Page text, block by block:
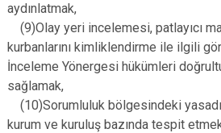
aydınlatmak,
(9)Olay yeri incelemesi, patlayıcı
kurbanlarını kimliklendirme ile ilgili
İnceleme Yönergesi hükümleri
sağlamak,
(10)Sorumluluk bölgesindeki
kurum ve kuruluş bazında tespit